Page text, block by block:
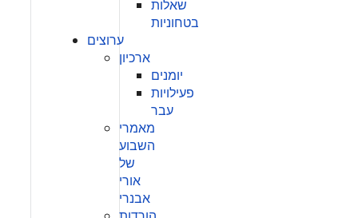
שאלות
בטחוניות
ערוצים
ארכיון
יומנים
פעילויות
עבר
מאמרי
השבוע
של
אורי
אבנרי